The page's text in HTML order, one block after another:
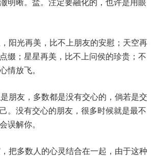
阳光再美，比不上朋友的安慰；天空再
缀；星星再美，比不上问侯的珍贵；不
情放飞。
朋友，多数都是没有交心的，倘若是交
。没有交心的朋友，很多时候就是最不
误解你。
把多数人的心灵结合在一起，由于这种